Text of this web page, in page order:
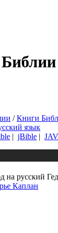
/Книги
язык
| jBible |
на русский
Каплан